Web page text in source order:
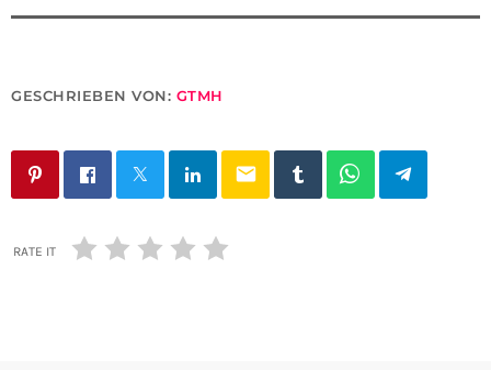
GESCHRIEBEN VON: GTMH
email
RATE IT